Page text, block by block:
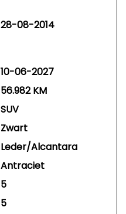
28-08-2014
10-06-2027
56.982 KM
SUV
Zwart
Leder/Alcantara
Antraciet
5
5